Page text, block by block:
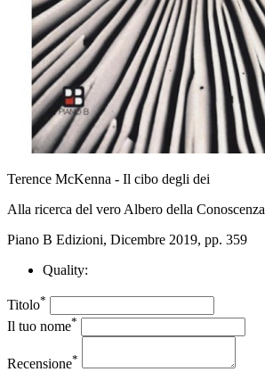
Terence McKenna - Il cibo degli dei
Alla ricerca del vero Albero della Conoscenza
Piano B Edizioni, Dicembre 2019, pp. 359
Quality:
Titolo*
Il tuo nome*
Recensione*